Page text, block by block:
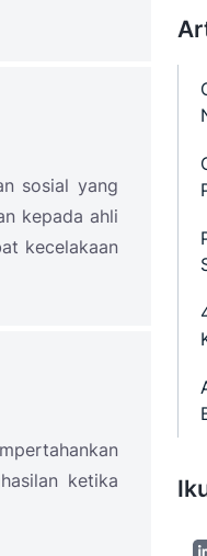
sosial yang
kepada ahli
kecelakaan
ketika